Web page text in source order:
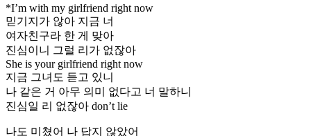
*I’m with my girlfriend right now
믿기지가 않아 지금 너
여자친구라 한 게 맞아
진심이니 그럴 리가 없잖아
She is your girlfriend right now
지금 그녀도 듣고 있니
나 같은 거 아무 의미 없다고 너 말하니
진심일 리 없잖아 don’t lie
나도 미쳤어 나 답지 않았어